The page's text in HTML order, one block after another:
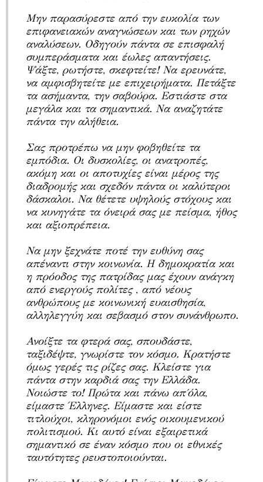
Μην παρασύρεστε από την ευκολία των
επιφανειακών αναγνώσεων και των ρηχών
αναλύσεων. Οδηγούν πάντα σε επισφαλή
συμπεράσματα και έωλες απαντήσεις.
Ψάξτε, ρωτήστε, σκεφτείτε! Να ερευνάτε,
να αμφισβητείτε με επιχειρήματα. Πετάξτε
τα ασήμαντα, την σαβούρα. Εστιάστε στα
μεγάλα και τα σημαντικά. Να αναζητάτε
πάντα την αλήθεια.
Σας προτρέπω να μην φοβηθείτε τα
εμπόδια. Οι δυσκολίες, οι ανατροπές,
ακόμη και οι αποτυχίες είναι μέρος της
διαδρομής και σχεδόν πάντα οι καλύτεροι
δάσκαλοι. Να θέτετε υψηλούς στόχους και
να κυνηγάτε τα όνειρά σας με πείσμα, ήθος
και αξιοπρέπεια.
Να μην ξεχνάτε ποτέ την ευθύνη σας
απέναντι στην κοινωνία. Η δημοκρατία και
η πρόοδος της πατρίδας μας έχουν ανάγκη
από ενεργούς πολίτες , από νέους
ανθρώπους με κοινωνική ευαισθησία,
αλληλεγγύη και σεβασμό στον συνάνθρωπο.
Ανοίξτε τα φτερά σας, σπουδάστε,
ταξιδέψτε, γνωρίστε τον κόσμο. Κρατήστε
όμως γερές τις ρίζες σας. Κλείστε για
πάντα στην καρδιά σας την Ελλάδα.
Νοιώστε το! Πρώτα και πάνω απ΄όλα,
είμαστε Έλληνες. Είμαστε και είστε
τιτλούχοι, κληρονόμοι ενός οικουμενικού
πολιτισμού. Κι αυτό είναι εξαιρετικά
σημαντικό σε έναν κόσμο που οι εθνικές
ταυτότητες ρευστοποιούνται.